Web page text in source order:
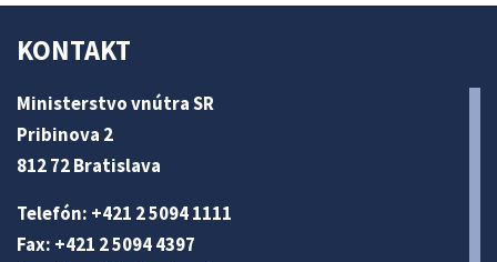
KONTAKT
Ministerstvo vnútra SR
Pribinova 2
812 72 Bratislava
Telefón: +421 2 5094 1111
Fax: +421 2 5094 4397